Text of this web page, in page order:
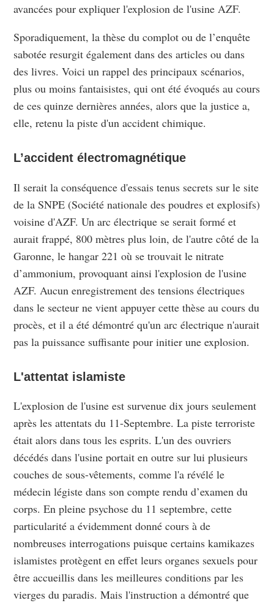
avancées pour expliquer l'explosion de l'usine AZF.
Sporadiquement, la thèse du complot ou de l’enquête
sabotée resurgit également dans des articles ou dans
des livres. Voici un rappel des principaux scénarios,
plus ou moins fantaisistes, qui ont été évoqués au cours
de ces quinze dernières années, alors que la justice a,
elle, retenu la piste d'un accident chimique.
L’accident électromagnétique
Il serait la conséquence d'essais tenus secrets sur le site
de la SNPE (Société nationale des poudres et explosifs)
voisine d'AZF. Un arc électrique se serait formé et
aurait frappé, 800 mètres plus loin, de l'autre côté de la
Garonne, le hangar 221 où se trouvait le nitrate
d’ammonium, provoquant ainsi l'explosion de l'usine
AZF. Aucun enregistrement des tensions électriques
dans le secteur ne vient appuyer cette thèse au cours du
procès, et il a été démontré qu'un arc électrique n'aurait
pas la puissance suffisante pour initier une explosion.
L'attentat islamiste
L'explosion de l'usine est survenue dix jours seulement
après les attentats du 11-Septembre. La piste terroriste
était alors dans tous les esprits. L'un des ouvriers
décédés dans l'usine portait en outre sur lui plusieurs
couches de sous-vêtements, comme l'a révélé le
médecin légiste dans son compte rendu d’examen du
corps. En pleine psychose du 11 septembre, cette
particularité a évidemment donné cours à de
nombreuses interrogations puisque certains kamikazes
islamistes protègent en effet leurs organes sexuels pour
être accueillis dans les meilleures conditions par les
vierges du paradis. Mais l'instruction a démontré que